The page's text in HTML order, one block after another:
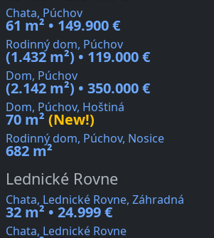
Chata, Púchov
61 m² • 149.900 €
Rodinný dom, Púchov
(1.432 m²) • 119.000 €
Dom, Púchov
(2.142 m²) • 350.000 €
Dom, Púchov, Hoštiná
70 m² (New!)
Rodinný dom, Púchov, Nosice
682 m²
Lednické Rovne
Chata, Lednické Rovne, Záhradná
32 m² • 24.999 €
Chata, Lednické Rovne